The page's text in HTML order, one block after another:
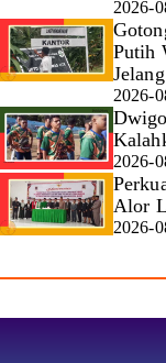
2026-
Putih
2026-
2026-
Alor
2026-